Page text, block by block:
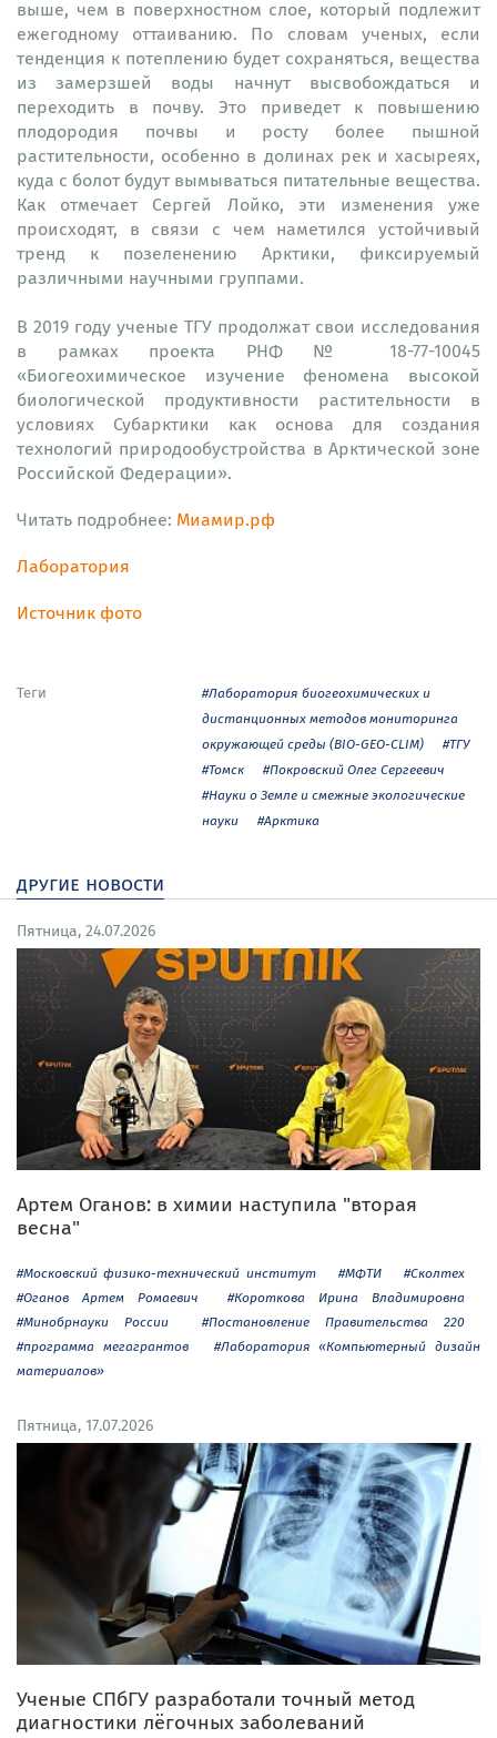
выше, чем в поверхностном слое, который подлежит
ежегодному оттаиванию. По словам ученых, если
тенденция к потеплению будет сохраняться, вещества
из замерзшей воды начнут высвобождаться и
переходить в почву. Это приведет к повышению
плодородия почвы и росту более пышной
растительности, особенно в долинах рек и хасыреях,
куда с болот будут вымываться питательные вещества.
Как отмечает Сергей Лойко, эти изменения уже
происходят, в связи с чем наметился устойчивый
тренд к позеленению Арктики, фиксируемый
различными научными группами.
В 2019 году ученые ТГУ продолжат свои исследования
в рамках проекта РНФ № 18-77-10045
«Биогеохимическое изучение феномена высокой
биологической продуктивности растительности в
условиях Субарктики как основа для создания
технологий природообустройства в Арктической зоне
Российской Федерации».
Читать подробнее: Миамир.рф
Лаборатория
Источник фото
Теги
#Лаборатория биогеохимических и
дистанционных методов мониторинга
окружающей среды (BIO-GEO-CLIM)
#ТГУ
#Томск
#Покровский Олег Сергеевич
#Науки о Земле и смежные экологические
науки
#Арктика
другие новости
Пятница, 24.07.2026
Артем Оганов: в химии наступила "вторая
весна"
#Московский физико-технический институт #МФТИ
#Сколтех
#Оганов Артем Ромаевич
#Короткова Ирина Владимировна
#Минобрнауки России
#Постановление Правительства 220
#программа мегагрантов
#Лаборатория «Компьютерный дизайн
материалов»
Пятница, 17.07.2026
Ученые СПбГУ разработали точный метод
диагностики лёгочных заболеваний